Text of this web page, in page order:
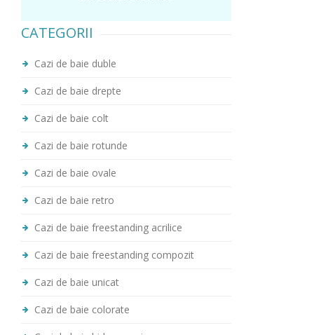
CATEGORII
Cazi de baie duble
Cazi de baie drepte
Cazi de baie colt
Cazi de baie rotunde
Cazi de baie ovale
Cazi de baie retro
Cazi de baie freestanding acrilice
Cazi de baie freestanding compozit
Cazi de baie unicat
Cazi de baie colorate